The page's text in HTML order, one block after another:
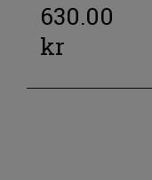
630.00
kr